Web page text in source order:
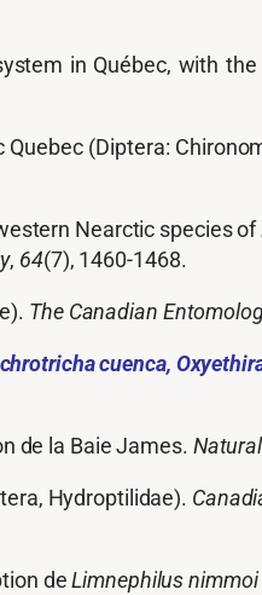
in Québec, with
Quebec (Diptera:
Nearctic species of
, 64(7), 1460-1468.
The Canadian
cuenca,
de la Baie James.
Hydroptilidae).
deLimnephilus nimmoi